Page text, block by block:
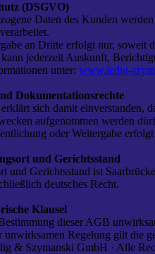
(DSGVO)
Daten des Kunden
an Dritte erfolgt nur, soweit
jederzeit Auskunft,
unter:www.ledig-
Dokumentationsrechte
sich damit einverstanden,
aufgenommen werden
oder Weitergabe
und Gerichtsstand
und Gerichtsstand ist
deutsches Recht.
Klausel
dieser AGB
unwirksamen Regelung gilt die
& Szymanski GmbH · Alle